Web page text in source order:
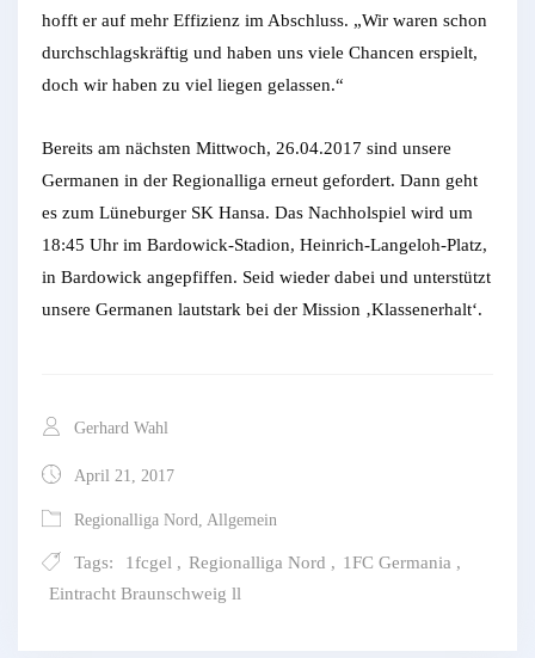
hofft er auf mehr Effizienz im Abschluss. „Wir waren schon
durchschlagskräftig und haben uns viele Chancen erspielt,
doch wir haben zu viel liegen gelassen.“
Bereits am nächsten Mittwoch, 26.04.2017 sind unsere
Germanen in der Regionalliga erneut gefordert. Dann geht
es zum Lüneburger SK Hansa. Das Nachholspiel wird um
18:45 Uhr im Bardowick-Stadion, Heinrich-Langeloh-Platz,
in Bardowick angepfiffen. Seid wieder dabei und unterstützt
unsere Germanen lautstark bei der Mission ‚Klassenerhalt‘.
Gerhard Wahl
April 21, 2017
Regionalliga Nord, Allgemein
Tags: 1fcgel , Regionalliga Nord , 1FC Germania ,
Eintracht Braunschweig ll